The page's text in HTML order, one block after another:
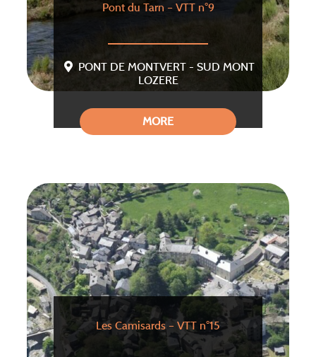
Pont du Tarn – VTT n°9
PONT DE MONTVERT - SUD MONT
LOZERE
MORE
Les Camisards – VTT n°15